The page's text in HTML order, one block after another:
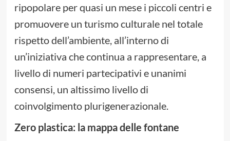
ripopolare per quasi un mese i piccoli centri e
promuovere un turismo culturale nel totale
rispetto dell’ambiente, all’interno di
un’iniziativa che continua a rappresentare, a
livello di numeri partecipativi e unanimi
consensi, un altissimo livello di
coinvolgimento plurigenerazionale.
Zero plastica: la mappa delle fontane